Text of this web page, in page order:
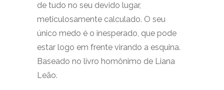
de tudo no seu devido lugar,
meticulosamente calculado. O seu
único medo é o inesperado, que pode
estar logo em frente virando a esquina.
Baseado no livro homônimo de Liana
Leão.